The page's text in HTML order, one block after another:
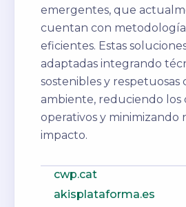
emergentes, que
cuentan con
eficientes. Estas
adaptadas integrando
sostenibles y respetuosas
ambiente, reduciendo los
operativos y minimizando
impacto.
cwp.cat
akisplataforma.es